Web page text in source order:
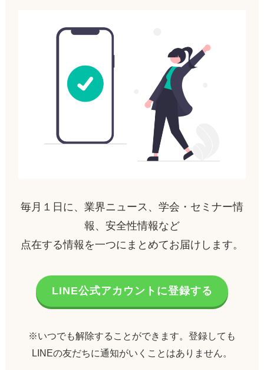
毎月１日に、業界ニュース、学会・セミナー情
報、安全性情報など
点在する情報を一つにまとめてお届けします。
LINE公式アカウントに登録する
※いつでも解除することができます。登録しても
LINEの友だちに通知がいくことはありません。